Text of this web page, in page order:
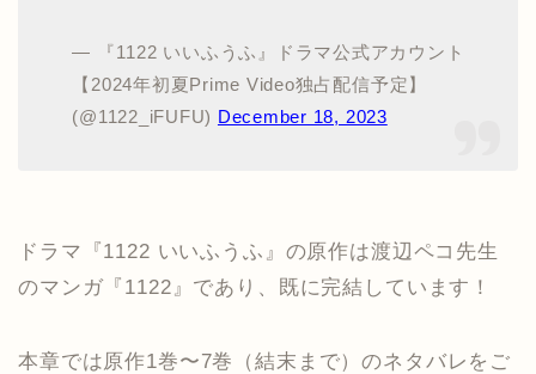
— 『1122 いいふうふ』ドラマ公式アカウント
【2024年初夏Prime Video独占配信予定】
(@1122_iFUFU) December 18, 2023
ドラマ『1122 いいふうふ』の原作は渡辺ペコ先生
のマンガ『1122』であり、既に完結しています！
本章では原作1巻〜7巻（結末まで）のネタバレをご